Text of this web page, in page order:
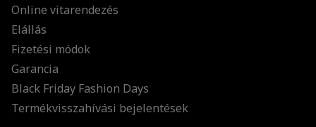
Online vitarendezés
Elállás
Fizetési módok
Garancia
Black Friday Fashion Days
Termékvisszahívási bejelentések